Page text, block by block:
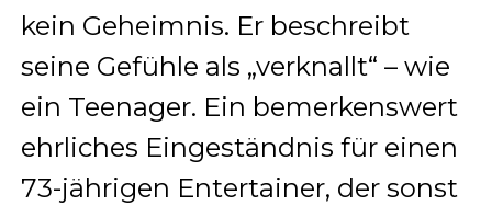
kein Geheimnis. Er beschreibt
seine Gefühle als „verknallt“ – wie
ein Teenager. Ein bemerkenswert
ehrliches Eingeständnis für einen
73-jährigen Entertainer, der sonst